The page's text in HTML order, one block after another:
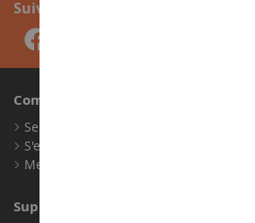
Suivez-nous
Compte
Se connecter
S'enregistrer
Mes points de fidélité
Support client